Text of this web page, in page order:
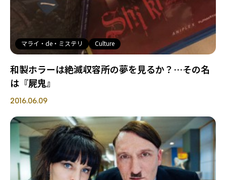
マライ・de・ミステリ Culture
和製ホラーは絶滅収容所の夢を見るか？…その名
は『屍鬼』
2016.06.09